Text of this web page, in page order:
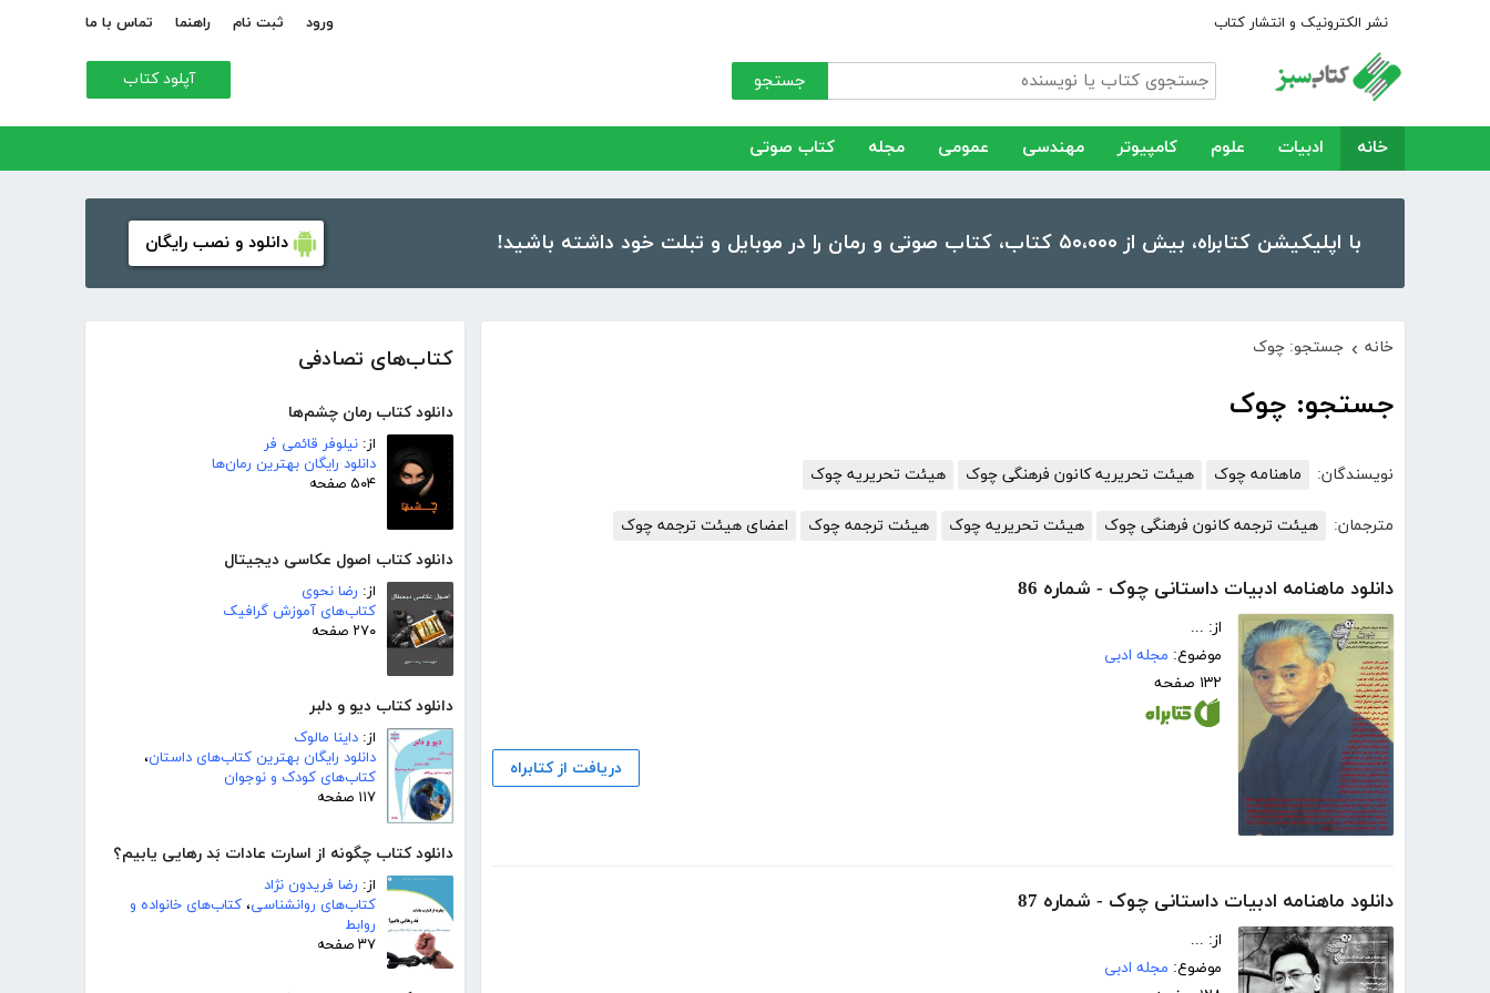
نشر الکترونیک و انتشار کتاب ورود ثبت نام راهنما تماس با ما
جستجو آپلود کتاب
خانه ادبیات علوم کامپیوتر مهندسی عمومی مجله کتاب صوتی
با اپلیکیشن کتابراه، بیش از ۵۰،۰۰۰ کتاب، کتاب صوتی و رمان را در موبایل و تبلت خود داشته باشید! دانلود و نصب رایگان
کتاب‌های تصادفی
دانلود کتاب رمان چشم‌ها
از: نیلوفر قائمی فر
دانلود رایگان بهترین رمان‌ها
۵۰۴ صفحه
دانلود کتاب اصول عکاسی دیجیتال
از: رضا نحوی
کتاب‌های آموزش گرافیک
۲۷۰ صفحه
دانلود کتاب دیو و دلبر
از: داینا مالوک
دانلود رایگان بهترین کتاب‌های داستان،
کتاب‌های کودک و نوجوان
۱۱۷ صفحه
دانلود کتاب چگونه از اسارت عادات بَد رهایی یابیم؟
از: رضا فریدون نژاد
کتاب‌های روانشناسی، کتاب‌های خانواده و
روابط
۳۷ صفحه
خانه › جستجو: چوک
جستجو: چوک
نویسندگان: ماهنامه چوک هیئت تحریریه کانون فرهنگی چوک هیئت تحریریه چوک
مترجمان: هیئت ترجمه کانون فرهنگی چوک هیئت تحریریه چوک هیئت ترجمه چوک اعضای هیئت ترجمه چوک
دانلود ماهنامه ادبیات داستانی چوک - شماره 86
از: ...
موضوع: مجله ادبی
۱۳۲ صفحه
دریافت از کتابراه
دانلود ماهنامه ادبیات داستانی چوک - شماره 87
از: ...
موضوع: مجله ادبی